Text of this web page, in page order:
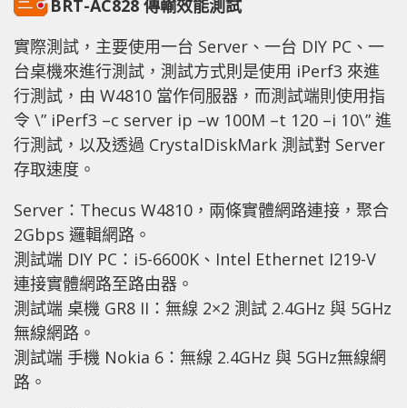
BRT-AC828 傳輸效能測試
實際測試，主要使用一台 Server、一台 DIY PC、一
台桌機來進行測試，測試方式則是使用 iPerf3 來進
行測試，由 W4810 當作伺服器，而測試端則使用指
令 \” iPerf3 –c server ip –w 100M –t 120 –i 10\” 進
行測試，以及透過 CrystalDiskMark 測試對 Server
存取速度。
Server：Thecus W4810，兩條實體網路連接，聚合
2Gbps 邏輯網路。
測試端 DIY PC：i5-6600K、Intel Ethernet I219-V
連接實體網路至路由器。
測試端 桌機 GR8 II：無線 2×2 測試 2.4GHz 與 5GHz
無線網路。
測試端 手機 Nokia 6：無線 2.4GHz 與 5GHz無線網
路。